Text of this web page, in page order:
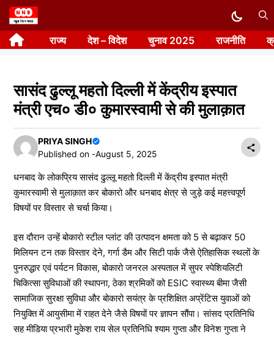
Skip
to
content राज्य देश – विदेश चुनाव 2025 राजनीति
सासंद ढुल्लू महतो दिल्ली में केंद्रीय इस्पात
मंत्री एच० डी० कुमारस्वामी से की मुलाक़ात
PRIYA SINGH
Published on -August 5, 2025
धनबाद के लोकप्रिय सासंद ढुल्लू महतो दिल्ली में केंद्रीय इस्पात मंत्री
कुमारस्वामी से मुलाक़ात कर बोकारो और धनबाद क्षेत्र से जुड़े कई महत्त्वपूर्ण
विषयों पर विस्तार से चर्चा किया।
इस दौरान उन्हें बोकारो स्टील प्लांट की उत्पादन क्षमता को 5 से बढ़ाकर 50
मिलियन टन तक विस्तार देने, गर्गा डैम और सिटी पार्क जैसे ऐतिहासिक स्थलों के
पुनरुद्धार एवं पर्यटन विकास, बोकारो जनरल अस्पताल में सुपर स्पेशियलिटी
चिकित्सा सुविधाओं की स्थापना, ठेका श्रमिकों को ESIC स्वास्थ्य बीमा जैसी
सामाजिक सुरक्षा सुविधा और बोकारो सयंत्र के प्रशिक्षित अप्रेंटिस युवाओं को
नियुक्ति में आयुसीमा में राहत देने जैसे विषयों पर ज्ञापन सौंपा। सांसद प्रतिनिधि
सह मीडिया प्रभारी मुकेश राय सेल प्रतिनिधि श्याम गुप्ता और विनेश गुप्ता ने